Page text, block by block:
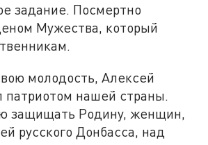
задание. Посмертно
Мужества, который
молодость, Алексей
нашей страны.
защищать Родину, женщин,
русского Донбасса, над